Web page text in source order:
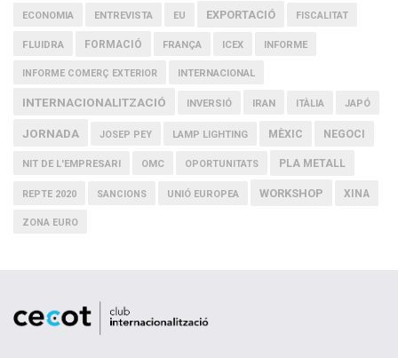
ECONOMIA ENTREVISTA EU EXPORTACIÓ FISCALITAT
FLUIDRA FORMACIÓ FRANÇA ICEX INFORME
INFORME COMERÇ EXTERIOR INTERNACIONAL
INTERNACIONALITZACIÓ INVERSIÓ IRAN ITÀLIA JAPÓ
JORNADA JOSEP PEY LAMP LIGHTING MÈXIC NEGOCI
NIT DE L'EMPRESARI OMC OPORTUNITATS PLA METALL
REPTE 2020 SANCIONS UNIÓ EUROPEA WORKSHOP XINA
ZONA EURO